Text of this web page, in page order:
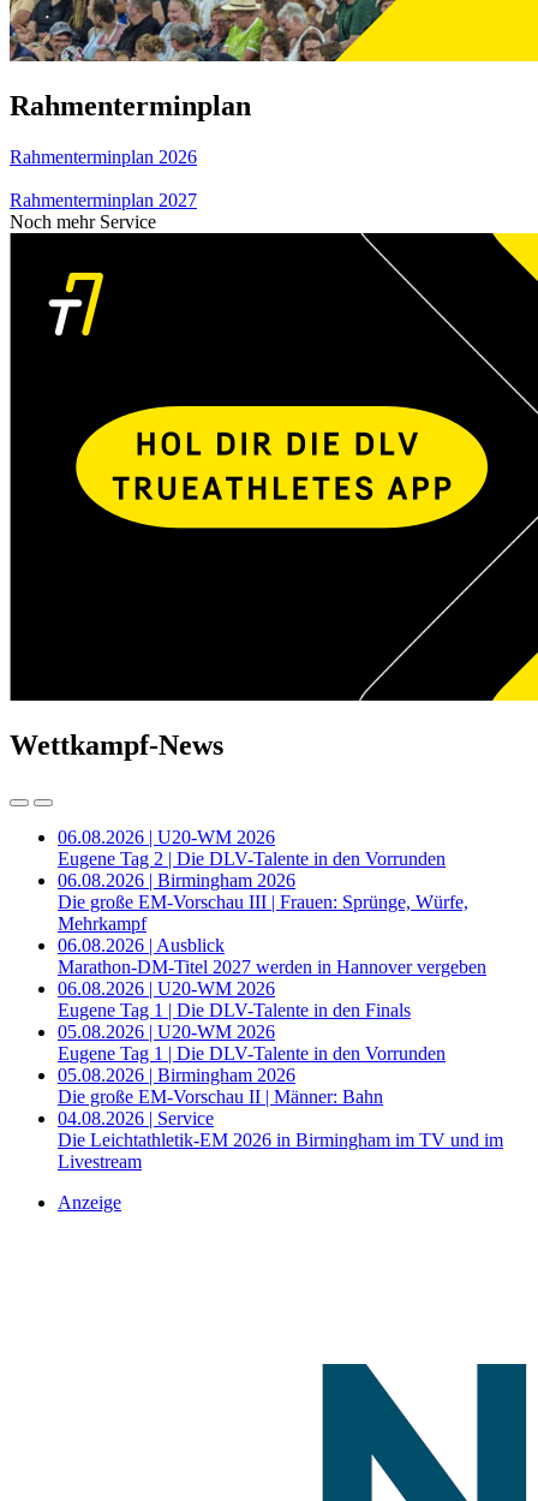
Rahmenterminplan
Rahmenterminplan 2026
Rahmenterminplan 2027
Noch mehr Service
Wettkampf-News
06.08.2026 | U20-WM 2026
Eugene Tag 2 | Die DLV-Talente in den Vorrunden
06.08.2026 | Birmingham 2026
Die große EM-Vorschau III | Frauen: Sprünge, Würfe,
Mehrkampf
06.08.2026 | Ausblick
Marathon-DM-Titel 2027 werden in Hannover vergeben
06.08.2026 | U20-WM 2026
Eugene Tag 1 | Die DLV-Talente in den Finals
05.08.2026 | U20-WM 2026
Eugene Tag 1 | Die DLV-Talente in den Vorrunden
05.08.2026 | Birmingham 2026
Die große EM-Vorschau II | Männer: Bahn
04.08.2026 | Service
Die Leichtathletik-EM 2026 in Birmingham im TV und im
Livestream
Anzeige